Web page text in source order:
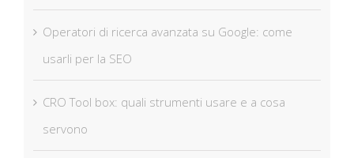
Operatori di ricerca avanzata su Google: come
usarli per la SEO
CRO Tool box: quali strumenti usare e a cosa
servono